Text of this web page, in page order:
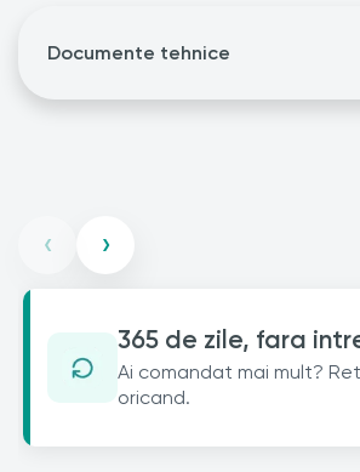
Documente tehnice
‹ ›
365 de zile, fara
Ai comandat mai mult?
oricand.